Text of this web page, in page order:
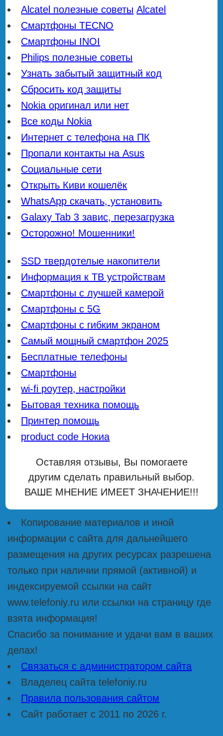
Alcatel полезные советы Alcatel
Смартфоны TECNO
Смартфоны INOI
Philips полезные советы
Узнать забытый защитный код
Сбросить код защиты
Nokia оригинал или нет
Все коды Nokia
Интернет с телефона на ПК
Пропали контакты на Asus
Социальные сети
Открыть Киви кошелёк
WhatsApp скачать, установить
Galaxy Tab 3 завис, перезагрузка
Осторожно! Мошенники!
SSD твердотелые накопители
Информация к ТВ устройствам
Смартфоны с лучшей камерой
Смартфоны с 5G
Смартфоны с гибким экраном
Самый мощный смартфон 2025
Бесплатные телефоны
Смартфоны
wi-fi роутер, настройки
Бытовая техника помощь
Принтер помощь
product code Нокиа
Оставляя отзывы, Вы помогаете
другим сделать правильный выбор.
ВАШЕ МНЕНИЕ ИМЕЕТ ЗНАЧЕНИЕ!!!
Копирование материалов и иной
информации с сайта для дальнейшего
размещения на других ресурсах разрешена
только при наличии прямой (активной) и
индексируемой ссылки на сайт
www.telefoniy.ru или ссылки на страницу где
взята информация!
Спасибо за понимание и удачи вам в ваших
делах!
Связаться с администратором сайта
Владелец сайта telefoniy.ru
Правила пользования сайтом
Сайт работает с 2011 по 2026 г.